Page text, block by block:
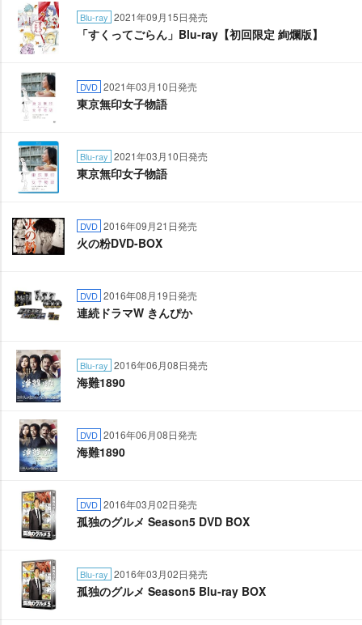
Blu-ray 2021年09月15日発売
「すくってごらん」Blu-ray【初回限定 絢爛版】
DVD 2021年03月10日発売
東京無印女子物語
Blu-ray 2021年03月10日発売
東京無印女子物語
DVD 2016年09月21日発売
火の粉DVD-BOX
DVD 2016年08月19日発売
連続ドラマW きんぴか
Blu-ray 2016年06月08日発売
海難1890
DVD 2016年06月08日発売
海難1890
DVD 2016年03月02日発売
孤独のグルメ Season5 DVD BOX
Blu-ray 2016年03月02日発売
孤独のグルメ Season5 Blu-ray BOX